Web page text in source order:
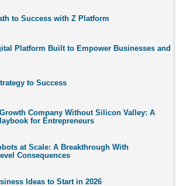
to Success with Z Platform
Platform Built to Empower Businesses and
to Success
Company Without Silicon Valley: A
for Entrepreneurs
at Scale: A Breakthrough With
Consequences
Ideas to Start in 2026